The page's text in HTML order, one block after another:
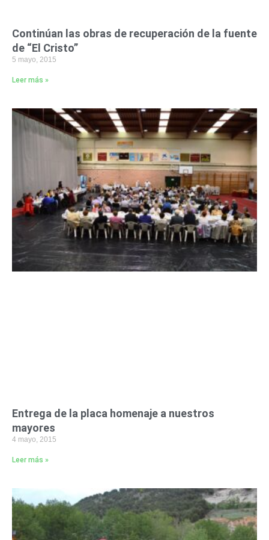
Continúan las obras de recuperación de la fuente
de “El Cristo”
5 mayo, 2015
Leer más »
Entrega de la placa homenaje a nuestros
mayores
4 mayo, 2015
Leer más »